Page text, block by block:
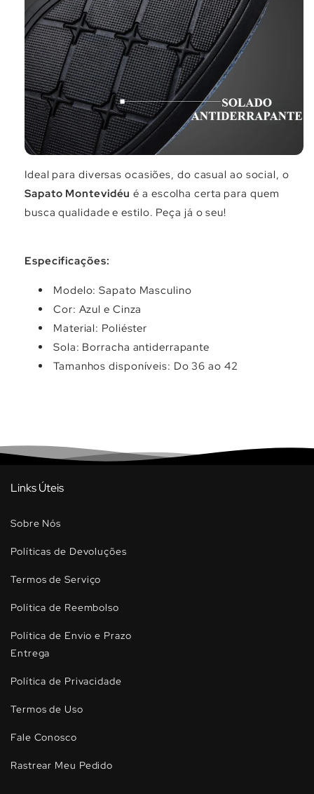
Ideal para diversas ocasiões, do casual ao social, o
Sapato Montevidéu é a escolha certa para quem
busca qualidade e estilo. Peça já o seu!
Especificações:
Modelo: Sapato Masculino
Cor: Azul e Cinza
Material: Poliéster
Sola: Borracha antiderrapante
Tamanhos disponíveis: Do 36 ao 42
Links Úteis
Sobre Nós
Políticas de Devoluções
Termos de Serviço
Política de Reembolso
Política de Envio e Prazo
Entrega
Política de Privacidade
Termos de Uso
Fale Conosco
Rastrear Meu Pedido